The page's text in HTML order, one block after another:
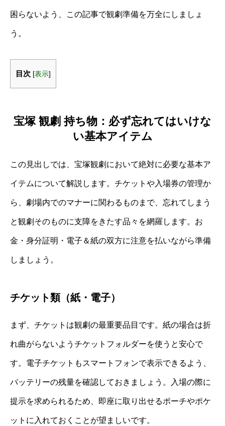
困らないよう、この記事で観劇準備を万全にしましょ
う。
目次 [表示]
宝塚 観劇 持ち物：必ず忘れてはいけな
い基本アイテム
この見出しでは、宝塚観劇において絶対に必要な基本ア
イテムについて解説します。チケットや入場券の管理か
ら、劇場内でのマナーに関わるものまで、忘れてしまう
と観劇そのものに支障をきたす品々を網羅します。お
金・身分証明・電子＆紙の双方に注意を払いながら準備
しましょう。
チケット類（紙・電子）
まず、チケットは観劇の最重要品目です。紙の場合は折
れ曲がらないようチケットフォルダーを使うと安心で
す。電子チケットもスマートフォンで表示できるよう、
バッテリーの残量を確認しておきましょう。入場の際に
提示を求められるため、即座に取り出せるポーチやポケ
ットに入れておくことが望ましいです。